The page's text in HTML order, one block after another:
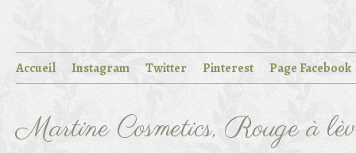
Accueil Instagram Twitter Pinterest Page Facebook
Martine Cosmetics, Rouge à